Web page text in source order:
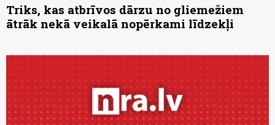
Triks, kas atbrīvos dārzu no gliemežiem
ātrāk nekā veikalā nopērkami līdzekļi